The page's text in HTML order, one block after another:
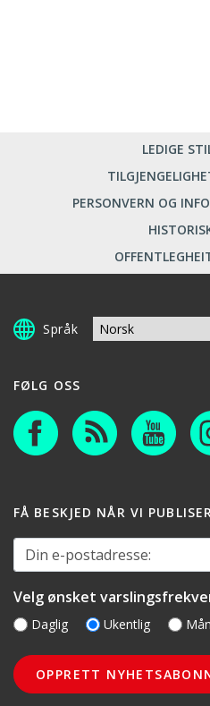
LEDIGE
PERSONVERN OG
Språk
FØLG OSS
FÅ BESKJED NÅR VI
Din e-postadresse:
Velg ønsket
Daglig Ukentlig